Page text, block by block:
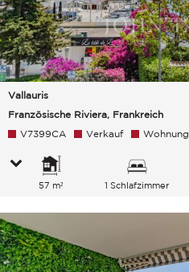
Vallauris
Französische Riviera, Frankreich
V7399CA Verkauf Wohnung
57 m² 1 Schlafzimmer